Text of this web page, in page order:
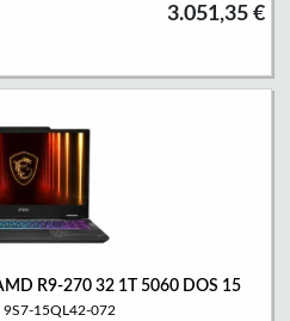
3.051,35 €
R9-270 32 1T 5060 DOS 15
9S7-15QL42-072